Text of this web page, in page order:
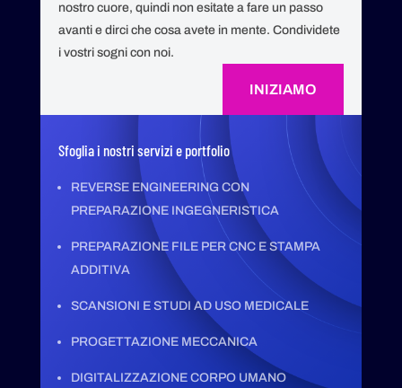
nostro cuore, quindi non esitate a fare un passo
avanti e dirci che cosa avete in mente. Condividete
i vostri sogni con noi.
INIZIAMO
Sfoglia i nostri servizi e portfolio
REVERSE ENGINEERING CON
PREPARAZIONE INGEGNERISTICA
PREPARAZIONE FILE PER CNC E STAMPA
ADDITIVA
SCANSIONI E STUDI AD USO MEDICALE
PROGETTAZIONE MECCANICA
DIGITALIZZAZIONE CORPO UMANO